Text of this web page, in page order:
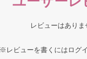
レビューはありま
※レビューを書くにはログ